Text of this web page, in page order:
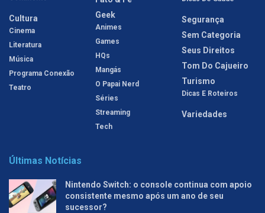
Cultura
Cinema
Literatura
Música
Programa Conexão
Teatro
Geek
Animes
Games
HQs
Mangás
O Papai Nerd
Séries
Streaming
Tech
Segurança
Sem Categoria
Seus Direitos
Tom Do Cajueiro
Turismo
Dicas E Roteiros
Variedades
Últimas Notícias
Nintendo Switch: o console continua com apoio
consistente mesmo após um ano de seu
sucessor?